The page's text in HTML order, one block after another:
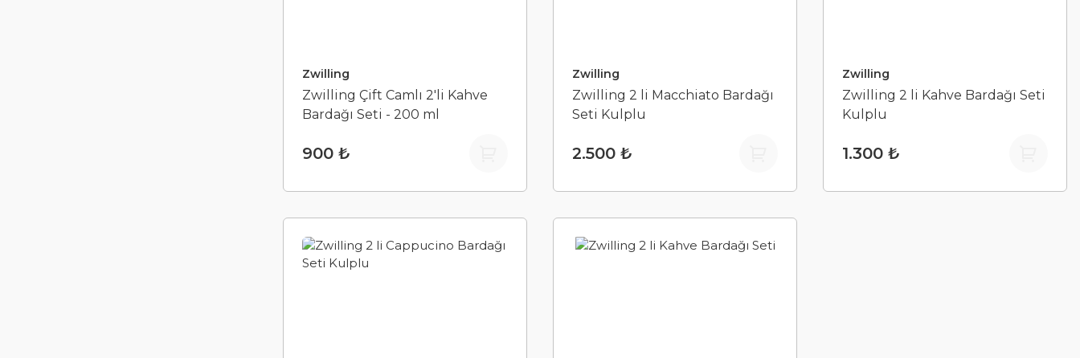
Zwilling
Zwilling Çift Camlı 2'li Kahve
Bardağı Seti - 200 ml
900 ₺
Zwilling
Zwilling 2 li Macchiato Bardağı
Seti Kulplu
2.500 ₺
Zwilling
Zwilling 2 li Kahve Bardağı Seti
Kulplu
1.300 ₺